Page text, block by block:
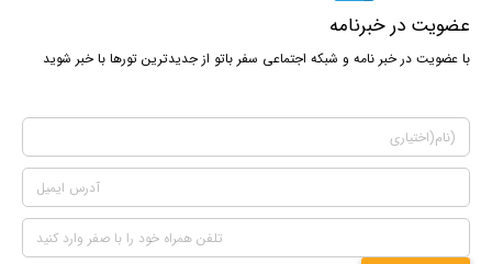
عضویت در خبرنامه
با عضویت در خبر نامه و شبکه اجتماعی سفر باتو از جدیدترین تورها با خبر شوید